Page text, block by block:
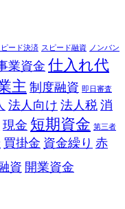
ピード決済 スピード融資 ノンバン
業資金 仕入れ代
主 制度融資 即日審査
法人向け 法人税 消
現金 短期資金 第三者
買掛金 資金繰り 赤
資 開業資金